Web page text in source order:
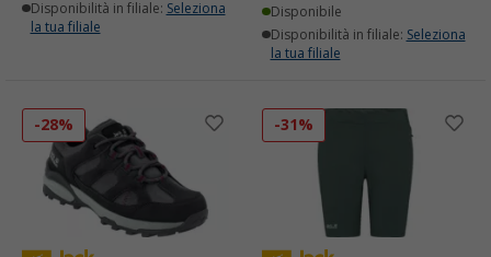
Disponibilità in filiale: Seleziona
la tua filiale
Disponibile
Disponibilità in filiale: Seleziona
la tua filiale
-28% -31%